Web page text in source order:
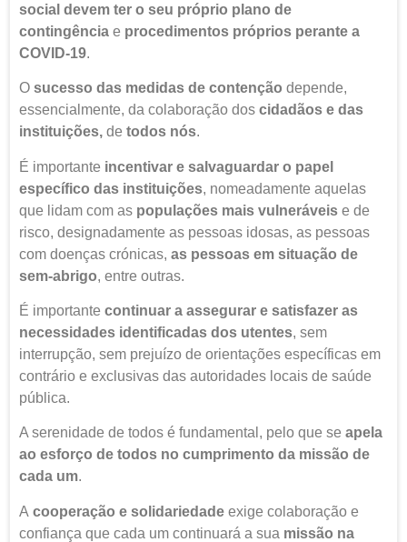
social devem ter o seu próprio plano de
contingência e procedimentos próprios perante a
COVID-19.
O sucesso das medidas de contenção depende,
essencialmente, da colaboração dos cidadãos e das
instituições, de todos nós.
É importante incentivar e salvaguardar o papel
específico das instituições, nomeadamente aquelas
que lidam com as populações mais vulneráveis e de
risco, designadamente as pessoas idosas, as pessoas
com doenças crónicas, as pessoas em situação de
sem-abrigo, entre outras.
É importante continuar a assegurar e satisfazer as
necessidades identificadas dos utentes, sem
interrupção, sem prejuízo de orientações específicas em
contrário e exclusivas das autoridades locais de saúde
pública.
A serenidade de todos é fundamental, pelo que se apela
ao esforço de todos no cumprimento da missão de
cada um.
A cooperação e solidariedade exige colaboração e
confiança que cada um continuará a sua missão na